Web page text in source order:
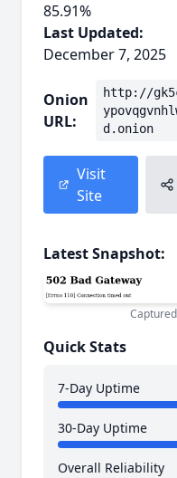
85.91%
Last Updated:
December 7, 2025
Onion
URL:
http://
d.onion
Visit
Site
Latest Snapshot:
Quick Stats
7-Day Uptime
30-Day Uptime
Overall Reliability